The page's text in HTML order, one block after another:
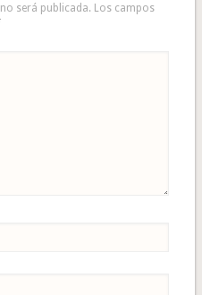
será publicada. Los campos